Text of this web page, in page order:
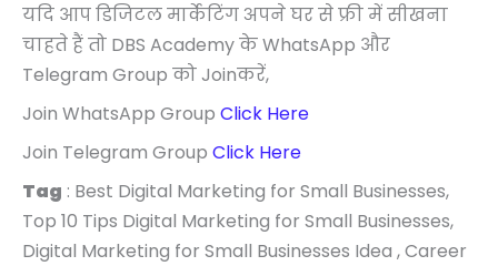
यदि आप डिजिटल मार्केटिंग अपने घर से फ्री में सीखना
चाहते हैं तो DBS Academy के WhatsApp और
Telegram Group को Joinकरें,
Join WhatsApp Group Click Here
Join Telegram Group Click Here
Tag : Best Digital Marketing for Small Businesses,
Top 10 Tips Digital Marketing for Small Businesses,
Digital Marketing for Small Businesses Idea , Career